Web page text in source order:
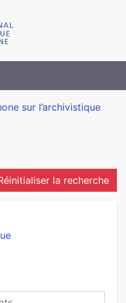
sur l’archivistique
la recherche